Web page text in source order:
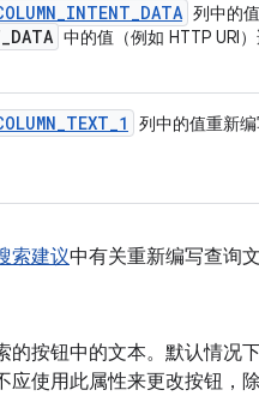
_INTENT_DATA 列中的
_DATA 中的值（例如 HTTP URI
_TEXT_1 列中的值重新编
索建议中有关重新编写查询
的按钮中的文本。默认情况
应使用此属性来更改按钮，